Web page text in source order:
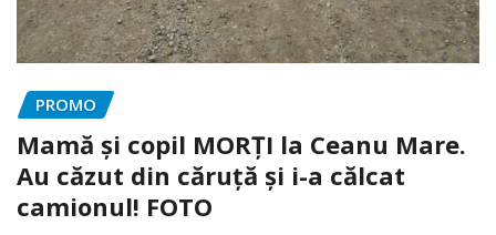
PROMO
Mamă și copil MORȚI la Ceanu Mare.
Au căzut din căruță și i-a călcat
camionul! FOTO